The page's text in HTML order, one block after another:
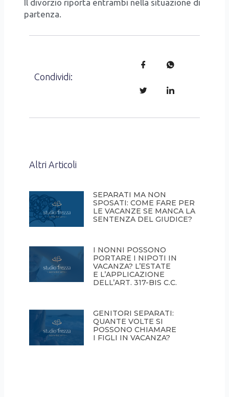
Il divor­zio ripor­ta entram­bi nel­la situa­zio­ne di
par­ten­za.
Condividi:
Altri Articoli
SEPARATI MA NON
SPOSATI: COME FARE PER
LE VACANZE SE MANCA LA
SENTENZA DEL GIUDICE?
I NONNI POSSONO
PORTARE I NIPOTI IN
VACANZA? L’ESTATE
E L’APPLICAZIONE
DELL’ART. 317-BIS C.C.
GENITORI SEPARATI:
QUANTE VOLTE SI
POSSONO CHIAMARE
I FIGLI IN VACANZA?